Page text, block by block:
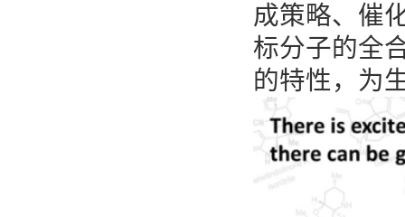
成策略、催
标分子的全
的特性，为